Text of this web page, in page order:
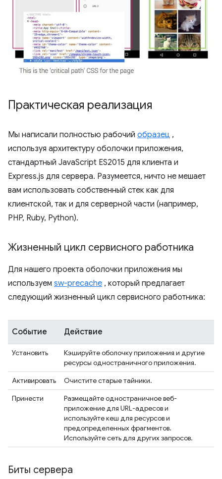
Практическая реализация
Мы написали полностью рабочий образец ,
используя архитектуру оболочки приложения,
стандартный JavaScript ES2015 для клиента и
Express.js для сервера. Разумеется, ничто не мешает
вам использовать собственный стек как для
клиентской, так и для серверной части (например,
PHP, Ruby, Python).
Жизненный цикл сервисного работника
Для нашего проекта оболочки приложения мы
используем sw-precache , который предлагает
следующий жизненный цикл сервисного работника:
Событие Действие
Установить
Кэшируйте оболочку приложения и другие
ресурсы одностраничного приложения.
Активировать
Очистите старые тайники.
Принести
Размещайте одностраничное веб-
приложение для URL-адресов и
используйте кеш для ресурсов и
предопределенных фрагментов.
Используйте сеть для других запросов.
Биты сервера